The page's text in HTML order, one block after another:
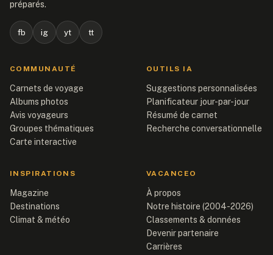
préparés.
fb ig yt tt
COMMUNAUTÉ
Carnets de voyage
Albums photos
Avis voyageurs
Groupes thématiques
Carte interactive
OUTILS IA
Suggestions personnalisées
Planificateur jour-par-jour
Résumé de carnet
Recherche conversationnelle
INSPIRATIONS
Magazine
Destinations
Climat & météo
VACANCEO
À propos
Notre histoire (2004-2026)
Classements & données
Devenir partenaire
Carrières